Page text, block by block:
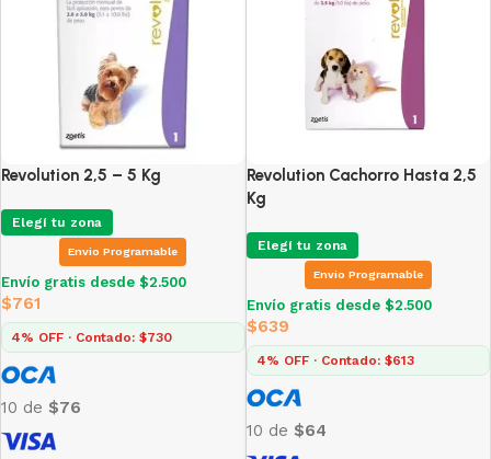
Revolution 2,5 – 5 Kg
Elegí tu zona
Envio Programable
Envío gratis desde $2.500
$761
4% OFF · Contado: $730
10 de $76
Revolution Cachorro Hasta 2,5
Kg
Elegí tu zona
Envio Programable
Envío gratis desde $2.500
$639
4% OFF · Contado: $613
10 de $64